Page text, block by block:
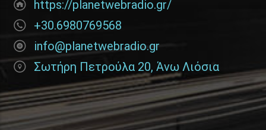
https://planetwebradio.gr/
+30.6980769568
info@planetwebradio.gr
Σωτήρη Πετρούλα 20, Άνω Λιόσια